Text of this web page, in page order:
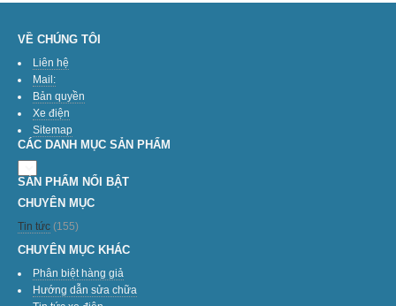
VỀ CHÚNG TÔI
Liên hệ
Mail:
Bản quyền
Xe điện
Sitemap
CÁC DANH MỤC SẢN PHẨM
SẢN PHẨM NỔI BẬT
CHUYÊN MỤC
Tin tức (155)
CHUYÊN MỤC KHÁC
Phân biệt hàng giả
Hướng dẫn sửa chữa